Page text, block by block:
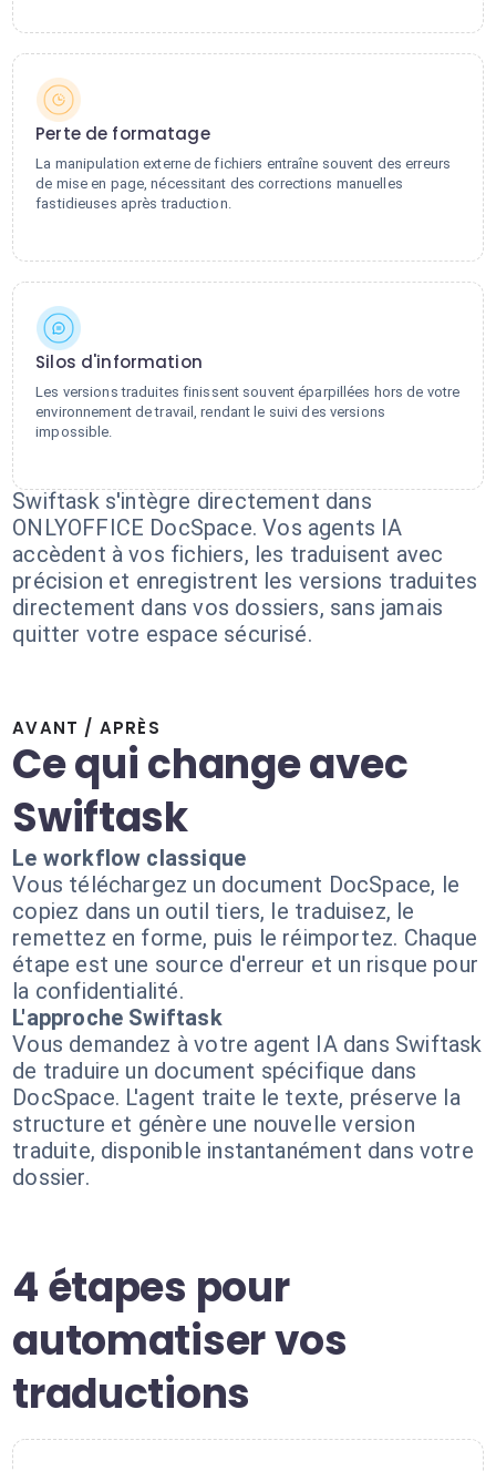
Perte de formatage
La manipulation externe de fichiers entraîne souvent des erreurs
de mise en page, nécessitant des corrections manuelles
fastidieuses après traduction.
Silos d'information
Les versions traduites finissent souvent éparpillées hors de votre
environnement de travail, rendant le suivi des versions
impossible.
Swiftask s'intègre directement dans
ONLYOFFICE DocSpace. Vos agents IA
accèdent à vos fichiers, les traduisent avec
précision et enregistrent les versions traduites
directement dans vos dossiers, sans jamais
quitter votre espace sécurisé.
AVANT / APRÈS
Ce qui change avec
Swiftask
Le workflow classique
Vous téléchargez un document DocSpace, le
copiez dans un outil tiers, le traduisez, le
remettez en forme, puis le réimportez. Chaque
étape est une source d'erreur et un risque pour
la confidentialité.
L'approche Swiftask
Vous demandez à votre agent IA dans Swiftask
de traduire un document spécifique dans
DocSpace. L'agent traite le texte, préserve la
structure et génère une nouvelle version
traduite, disponible instantanément dans votre
dossier.
4 étapes pour
automatiser vos
traductions